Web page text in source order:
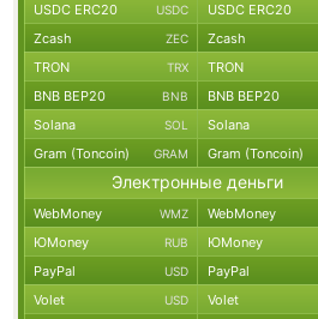
USDC ERC20 USDC USDC ERC20
Zcash ZEC Zcash
TRON TRX TRON
BNB BEP20 BNB BNB BEP20
Solana SOL Solana
Gram (Toncoin) GRAM Gram (Toncoin)
Электронные деньги
WebMoney WMZ WebMoney
ЮMoney RUB ЮMoney
PayPal USD PayPal
Volet USD Volet